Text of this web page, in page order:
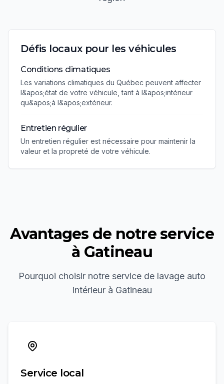
Défis locaux pour les véhicules
Conditions climatiques
Les variations climatiques du Québec peuvent affecter
l&apos;état de votre véhicule, tant à l&apos;intérieur
qu&apos;à l&apos;extérieur.
Entretien régulier
Un entretien régulier est nécessaire pour maintenir la
valeur et la propreté de votre véhicule.
Avantages de notre service
à Gatineau
Pourquoi choisir notre service de lavage auto
intérieurà Gatineau
Service local